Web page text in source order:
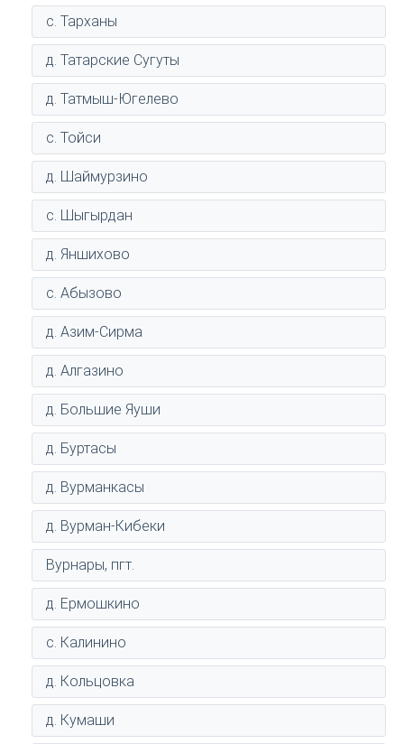
с. Тарханы
д. Татарские Сугуты
д. Татмыш-Югелево
с. Тойси
д. Шаймурзино
с. Шыгырдан
д. Яншихово
с. Абызово
д. Азим-Сирма
д. Алгазино
д. Большие Яуши
д. Буртасы
д. Вурманкасы
д. Вурман-Кибеки
Вурнары, пгт.
д. Ермошкино
с. Калинино
д. Кольцовка
д. Кумаши